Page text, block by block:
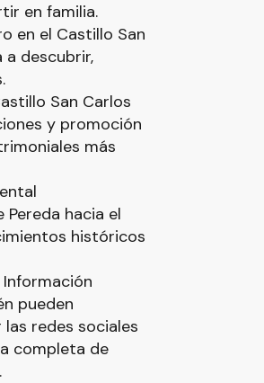
en familia.
en el Castillo San
a descubrir,
San Carlos
y promoción
más
hacia el
históricos
pueden
redes sociales
completa de